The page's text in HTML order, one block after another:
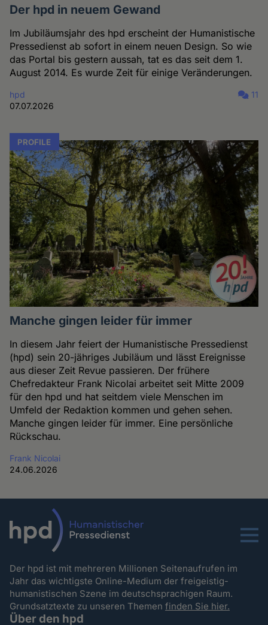
Der hpd in neuem Gewand
Im Jubiläumsjahr des hpd erscheint der Humanistische
Pressedienst ab sofort in einem neuen Design. So wie
das Portal bis gestern aussah, tat es das seit dem 1.
August 2014. Es wurde Zeit für einige Veränderungen.
hpd
07.07.2026
11
PROFILE
Manche gingen leider für immer
In diesem Jahr feiert der Humanistische Pressedienst
(hpd) sein 20-jähriges Jubiläum und lässt Ereignisse
aus dieser Zeit Revue passieren. Der frühere
Chefredakteur Frank Nicolai arbeitet seit Mitte 2009
für den hpd und hat seitdem viele Menschen im
Umfeld der Redaktion kommen und gehen sehen.
Manche gingen leider für immer. Eine persönliche
Rückschau.
Frank Nicolai
24.06.2026
Menu
Der hpd ist mit mehreren Millionen Seitenaufrufen im
Jahr das wichtigste Online-Medium der freigeistig-
humanistischen Szene im deutschsprachigen Raum.
Grundsatztexte zu unseren Themenfinden Sie hier.
Über den hpd